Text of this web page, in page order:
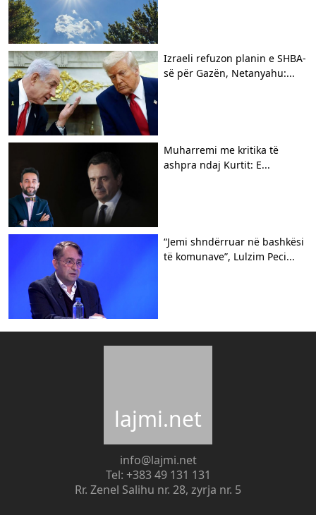
Izraeli refuzon planin e SHBA-
së për Gazën, Netanyahu:...
Muharremi me kritika të
ashpra ndaj Kurtit: E...
“Jemi shndërruar në bashkësi
të komunave”, Lulzim Peci...
lajmi.net
info@lajmi.net
Tel: +383 49 131 131
Rr. Zenel Salihu nr. 28, zyrja nr. 5